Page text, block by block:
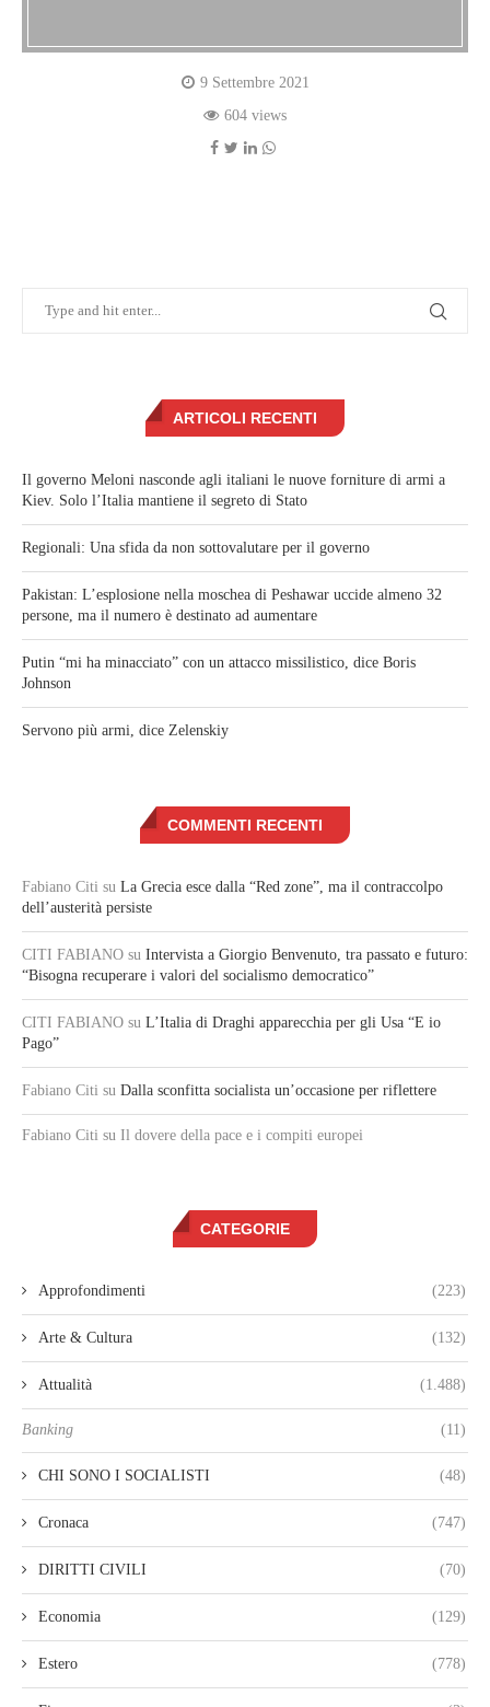
9 Settembre 2021
604 views
ARTICOLI RECENTI
Il governo Meloni nasconde agli italiani le nuove forniture di armi a
Kiev. Solo l’Italia mantiene il segreto di Stato
Regionali: Una sfida da non sottovalutare per il governo
Pakistan: L’esplosione nella moschea di Peshawar uccide almeno 32
persone, ma il numero è destinato ad aumentare
Putin “mi ha minacciato” con un attacco missilistico, dice Boris
Johnson
Servono più armi, dice Zelenskiy
COMMENTI RECENTI
Fabiano Citi su La Grecia esce dalla “Red zone”, ma il contraccolpo
dell’austerità persiste
CITI FABIANO su Intervista a Giorgio Benvenuto, tra passato e futuro:
“Bisogna recuperare i valori del socialismo democratico”
CITI FABIANO su L’Italia di Draghi apparecchia per gli Usa “E io
Pago”
Fabiano Citi su Dalla sconfitta socialista un’occasione per riflettere
Fabiano Citi su Il dovere della pace e i compiti europei
CATEGORIE
Approfondimenti (223)
Arte & Cultura (132)
Attualità (1.488)
Banking (11)
CHI SONO I SOCIALISTI (48)
Cronaca (747)
DIRITTI CIVILI (70)
Economia (129)
Estero (778)